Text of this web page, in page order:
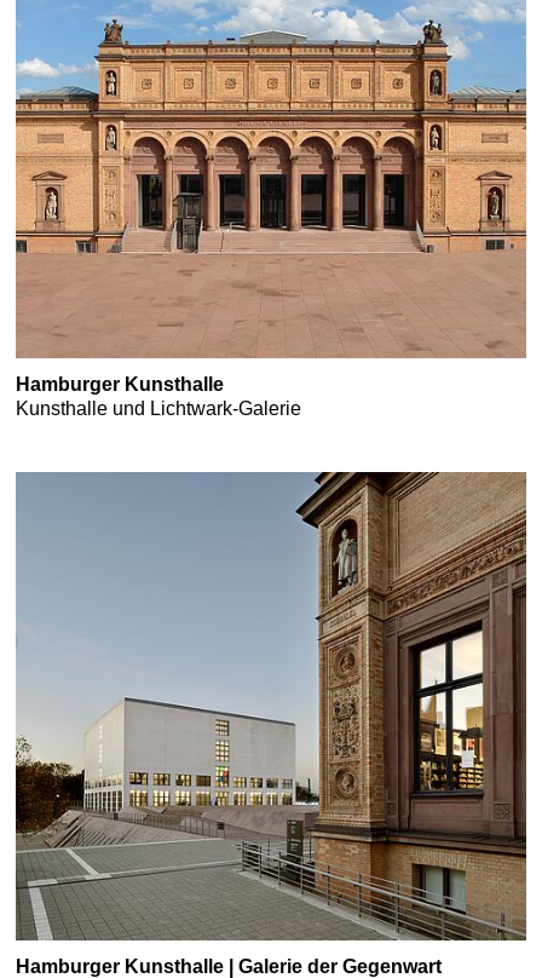
Hamburger Kunsthalle
Kunsthalle und Lichtwark-Galerie
Hamburger Kunsthalle | Galerie der Gegenwart